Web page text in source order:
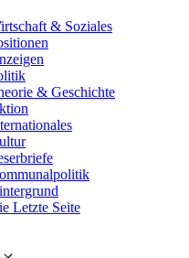
& Soziales
& Geschichte
Letzte Seite